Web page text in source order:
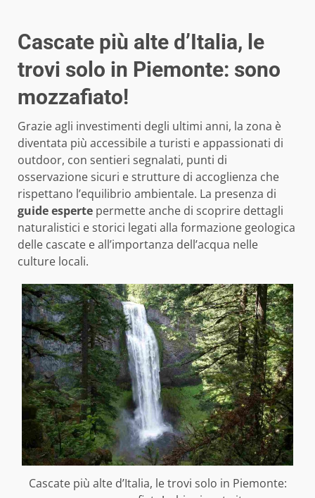
Cascate più alte d’Italia, le
trovi solo in Piemonte: sono
mozzafiato!
Grazie agli investimenti degli ultimi anni, la zona è
diventata più accessibile a turisti e appassionati di
outdoor, con sentieri segnalati, punti di
osservazione sicuri e strutture di accoglienza che
rispettano l’equilibrio ambientale. La presenza di
guide esperte permette anche di scoprire dettagli
naturalistici e storici legati alla formazione geologica
delle cascate e all’importanza dell’acqua nelle
culture locali.
Cascate più alte d’Italia, le trovi solo in Piemonte: